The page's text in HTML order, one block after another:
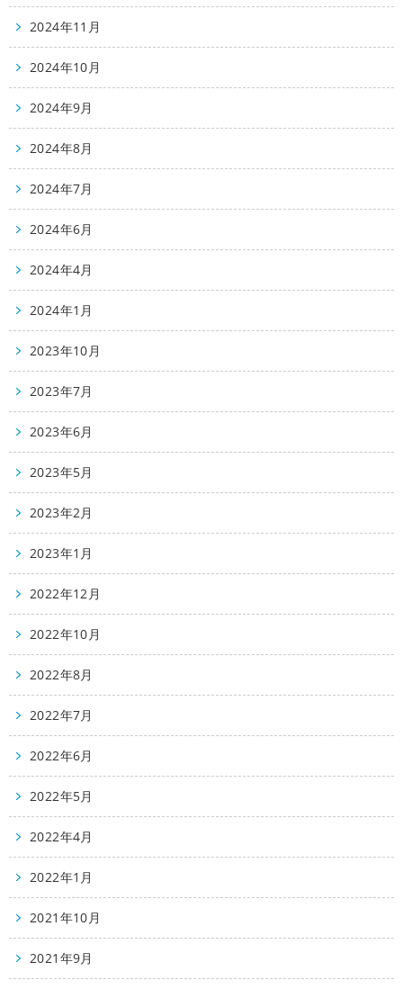
2024年11月
2024年10月
2024年9月
2024年8月
2024年7月
2024年6月
2024年4月
2024年1月
2023年10月
2023年7月
2023年6月
2023年5月
2023年2月
2023年1月
2022年12月
2022年10月
2022年8月
2022年7月
2022年6月
2022年5月
2022年4月
2022年1月
2021年10月
2021年9月